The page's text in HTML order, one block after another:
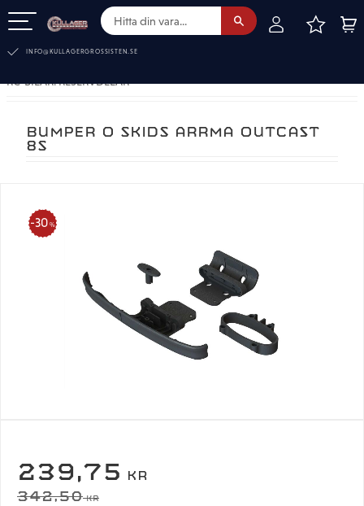
INFO@KULLAGERGROSSISTEN.SE
RC-BILAR. RESERVDELAR
BUMPER O SKIDS ARRMA OUTCAST
8S
30 %
NEDSATT PRIS:
239,75 KR
ORDINARIE PRIS:
342,50KR